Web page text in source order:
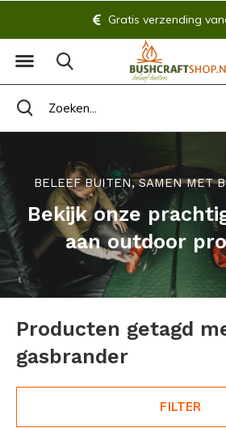
Gratis verzending
BELEEF BUITEN, SAMEN MET
Bekijk onze
aan outdoor
Producten getagd
gasbrander
FILTER